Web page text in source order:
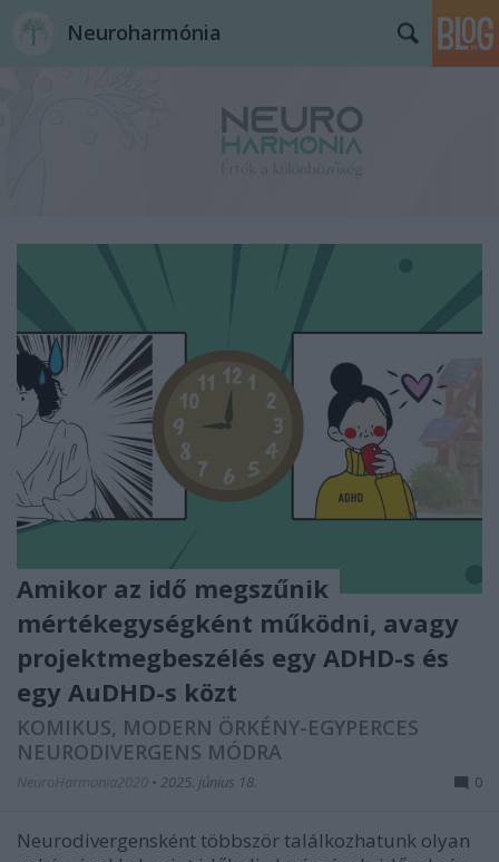
Neuroharmónia
Amikor az idő megszűnik
mértékegységként működni, avagy
projektmegbeszélés egy ADHD-s és
egy AuDHD-s közt
KOMIKUS, MODERN ÖRKÉNY-EGYPERCES
NEURODIVERGENS MÓDRA
NeuroHarmonia2020 • 2025. június 18. 0
Neurodivergensként többször találkozhatunk olyan